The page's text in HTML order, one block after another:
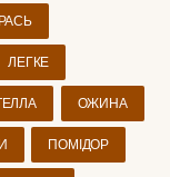
ЛЕГКЕ
ОЖИНА
ПОМІДОР